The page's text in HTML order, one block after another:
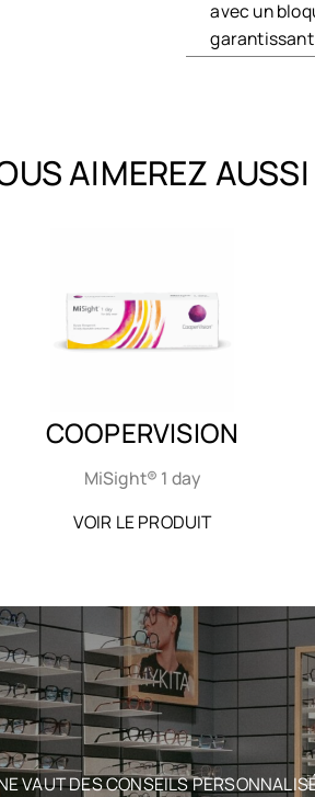
avec un
AIMEREZ AUSSI
COOPERVISION
MiSight® 1 day
VOIR LE PRODUIT
VAUT DES CONSEILS